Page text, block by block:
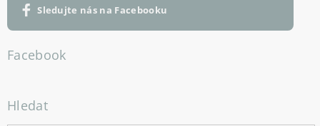
Sledujte nás na Facebooku
Facebook
Hledat